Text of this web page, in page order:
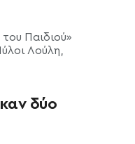
Παιδιού»
Λούλη,
δύο